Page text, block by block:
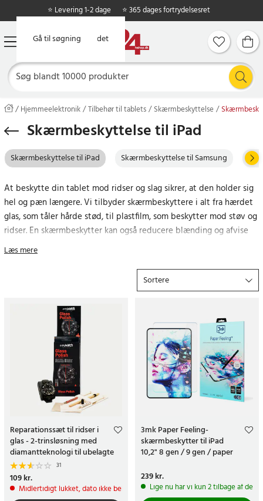
Gå til hovedindholdet
Gå til søgning
⭐ Levering 1-2 dage ⭐ 365 dages fortrydelsesret
Hjemmeelektronik Tilbehør til tablets Skærmbeskyttelse
Skærmbeskyttelse til iPad
Skærmbeskyttelse til iPad Skærmbeskyttelse til Samsung
At beskytte din tablet mod ridser og slag sikrer, at den holder sig
hel og pæn længere. Vi tilbyder skærmbeskyttere i alt fra hærdet
glas, som tåler hårde stød, til plastfilm, som beskytter mod støv og
ridser. En skærmbeskytter kan også reducere blænding og afvise
vand og andre væsker for at undgå vandskader.
Når du handler på 24hshop.dk får du altid prisgaranti, 365 dages
åbent køb og hurtig levering med fast fragtgebyr.
Hvorfor betale mere end nødvendigt? Gør et kup og bestil
allerede i dag!
Læs mere
Sortere
Reparationssæt til ridser i
glas - 2-trinsløsning med
diamantteknologi til ubelagte
glasoverflader
31
Pris:109 kr.
109 kr.
Midlertidigt lukket, dato ikke bekræftet
3mk Paper Feeling-
skærmbeskytter til iPad
10,2" 8 gen / 9 gen / paper
pack
Pris:239 kr.
239 kr.
Lige nu har vi kun 2 tilbage af